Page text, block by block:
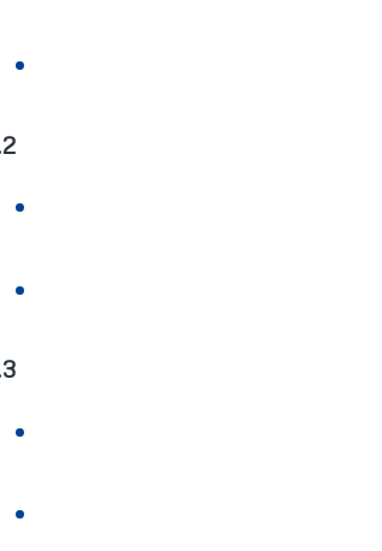
2. أعمال التأسيس والقواعد الخرسانية
3. تركيب الهياكل المعدنية والشينكو